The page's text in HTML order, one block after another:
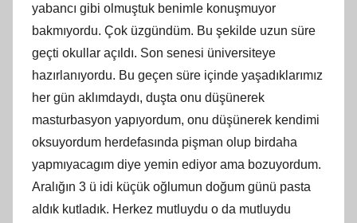
yabancı gibi olmuştuk benimle konuşmuyor
bakmıyordu. Çok üzgündüm. Bu şekilde uzun süre
geçti okullar açıldı. Son senesi üniversiteye
hazırlanıyordu. Bu geçen süre içinde yaşadıklarımız
her gün aklımdaydı, duşta onu düşünerek
masturbasyon yapıyordum, onu düşünerek kendimi
oksuyordum herdefasında pişman olup birdaha
yapmıyacagım diye yemin ediyor ama bozuyordum.
Aralığın 3 ü idi küçük oğlumun doğum günü pasta
aldık kutladık. Herkez mutluydu o da mutluydu